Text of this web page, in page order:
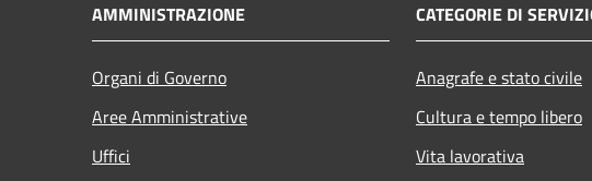
AMMINISTRAZIONE
Organi di Governo
Aree Amministrative
Uffici
CATEGORIE DI
Anagrafe e stato civile
Cultura e tempo libero
Vita lavorativa